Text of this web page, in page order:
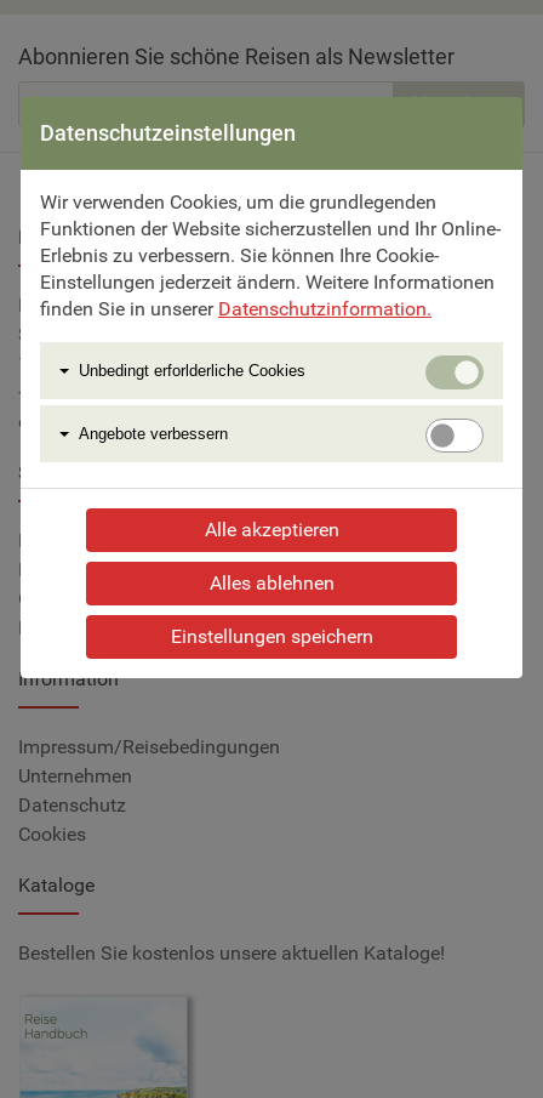
Abonnieren Sie schöne Reisen als Newsletter
Abonnieren
Beratung & Buchung
Fischer Touristik
Steinbauergasse 9
1120 Wien
+43 1 815 86 87
office@fischer-reisen.at
Service
Reiseversicherung
Reisegutscheine
Gruppen & Vereine
Reisepartner gesucht
Information
Impressum/Reisebedingungen
Unternehmen
Datenschutz
Cookies
Kataloge
Bestellen Sie kostenlos unsere aktuellen Kataloge!
Datenschutzeinstellungen
Wir verwenden Cookies, um die grundlegenden
Funktionen der Website sicherzustellen und Ihr Online-
Erlebnis zu verbessern. Sie können Ihre Cookie-
Einstellungen jederzeit ändern. Weitere Informationen
finden Sie in unserer Datenschutzinformation.
Unbedingt erforlderliche Cookies
Cookies
Angebote verbessern
Alle akzeptieren
Alles ablehnen
Einstellungen speichern